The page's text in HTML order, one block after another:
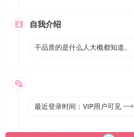
 自我介绍
干品质的是什么人大概都知道。

最近登录时间：VIP用户可见 